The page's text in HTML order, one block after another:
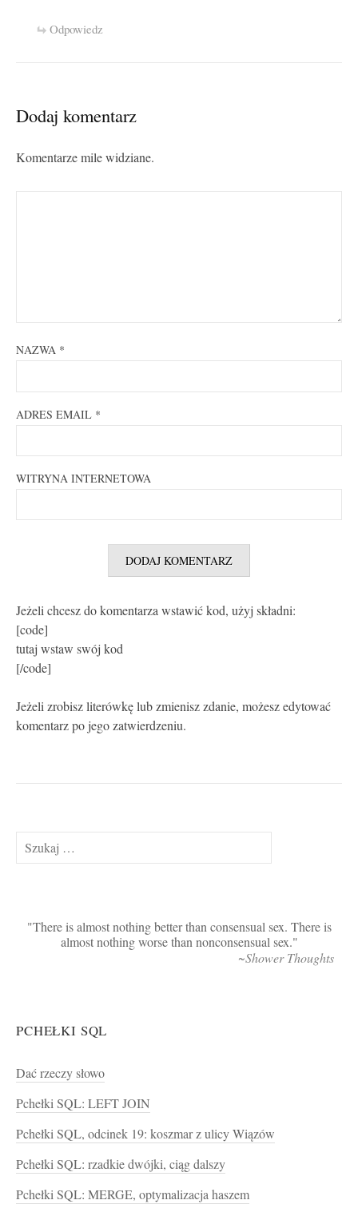
Odpowiedz
Dodaj komentarz
Komentarze mile widziane.
NAZWA *
ADRES EMAIL *
WITRYNA INTERNETOWA
Jeżeli chcesz do komentarza wstawić kod, użyj składni:
[code]
tutaj wstaw swój kod
[/code]
Jeżeli zrobisz literówkę lub zmienisz zdanie, możesz edytować
komentarz po jego zatwierdzeniu.
Szukaj:
There is almost nothing better than consensual sex. There is
almost nothing worse than nonconsensual sex.
~Shower Thoughts
PCHEŁKI SQL
Dać rzeczy słowo
Pchełki SQL: LEFT JOIN
Pchełki SQL, odcinek 19: koszmar z ulicy Wiązów
Pchełki SQL: rzadkie dwójki, ciąg dalszy
Pchełki SQL: MERGE, optymalizacja haszem